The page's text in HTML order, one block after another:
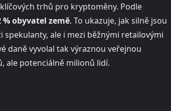
trhů pro kryptoměny. Podle
% obyvatel země. To ukazuje, jak silně jsou
ale i mezi běžnými retailovými
daně vyvolal tak výraznou veřejnou
ale potenciálně milionů lidí.